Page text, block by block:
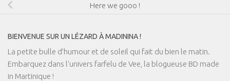
Here we gooo !
BIENVENUE SUR UN LÉZARD À MADININA !
La petite bulle d’humour et de soleil qui fait du bien le matin.
Embarquez dans l'univers farfelu de Vee, la blogueuse BD made
in Martinique !